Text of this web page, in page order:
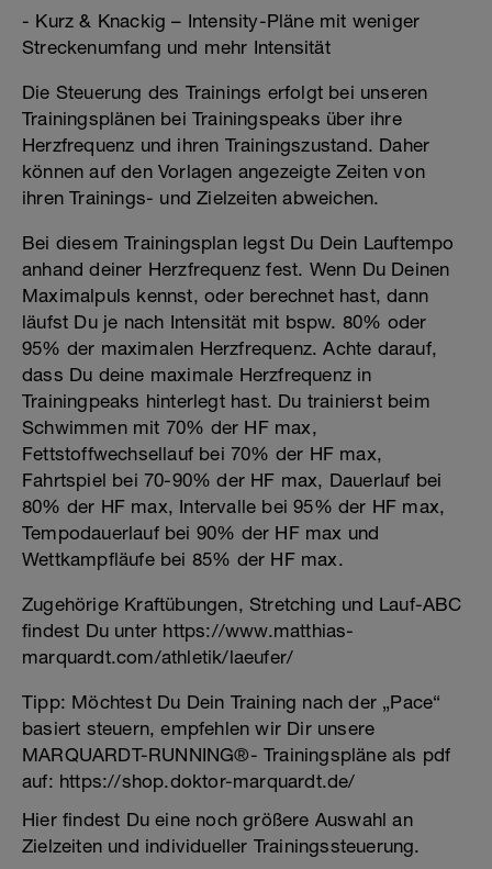
- Kurz & Knackig – Intensity-Pläne mit weniger
Streckenumfang und mehr Intensität
Die Steuerung des Trainings erfolgt bei unseren
Trainingsplänen bei Trainingspeaks über ihre
Herzfrequenz und ihren Trainingszustand. Daher
können auf den Vorlagen angezeigte Zeiten von
ihren Trainings- und Zielzeiten abweichen.
Bei diesem Trainingsplan legst Du Dein Lauftempo
anhand deiner Herzfrequenz fest. Wenn Du Deinen
Maximalpuls kennst, oder berechnet hast, dann
läufst Du je nach Intensität mit bspw. 80% oder
95% der maximalen Herzfrequenz. Achte darauf,
dass Du deine maximale Herzfrequenz in
Trainingpeaks hinterlegt hast. Du trainierst beim
Schwimmen mit 70% der HF max,
Fettstoffwechsellauf bei 70% der HF max,
Fahrtspiel bei 70-90% der HF max, Dauerlauf bei
80% der HF max, Intervalle bei 95% der HF max,
Tempodauerlauf bei 90% der HF max und
Wettkampfläufe bei 85% der HF max.
Zugehörige Kraftübungen, Stretching und Lauf-ABC
findest Du unter https://www.matthias-
marquardt.com/athletik/laeufer/
Tipp: Möchtest Du Dein Training nach der „Pace“
basiert steuern, empfehlen wir Dir unsere
MARQUARDT-RUNNING®- Trainingspläne als pdf
auf: https://shop.doktor-marquardt.de/
Hier findest Du eine noch größere Auswahl an
Zielzeiten und individueller Trainingssteuerung.